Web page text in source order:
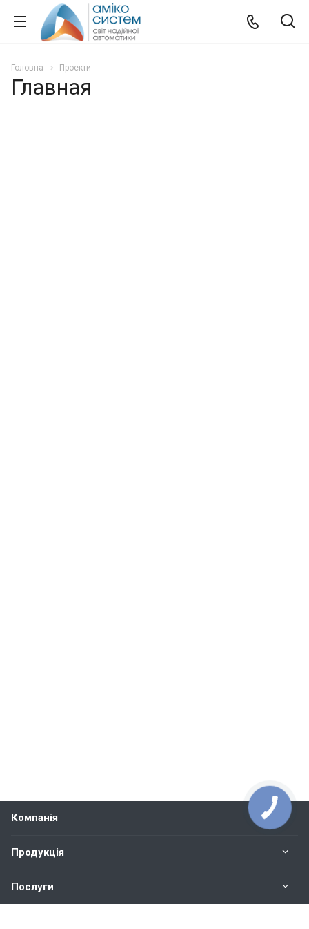
Головна Проекти
Главная
Компанія
Продукція
Послуги